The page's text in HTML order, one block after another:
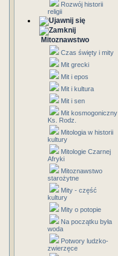
Rozwój historii
religii
Mitoznawstwo
Czas święty i mity
Mit grecki
Mit i epos
Mit i kultura
Mit i sen
Mit kosmogoniczny
Ks. Rodz.
Mitologia w historii
kultury
Mitologie Czarnej
Afryki
Mitoznawstwo
starożytne
Mity - część
kultury
Mity o potopie
Na początku była
woda
Potwory ludzko-
zwierzęce